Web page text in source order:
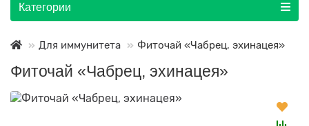
Категории
Для иммунитета Фиточай «Чабрец, эхинацея»
Фиточай «Чабрец, эхинацея»